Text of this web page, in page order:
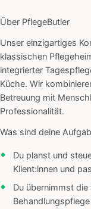
Über PflegeButler
Unser einzigartiges
klassischen
integrierter
Küche. Wir
Betreuung mit
Professionalität.
Was sind deine
Du planst und
Klient:innen und
Du übernimmst